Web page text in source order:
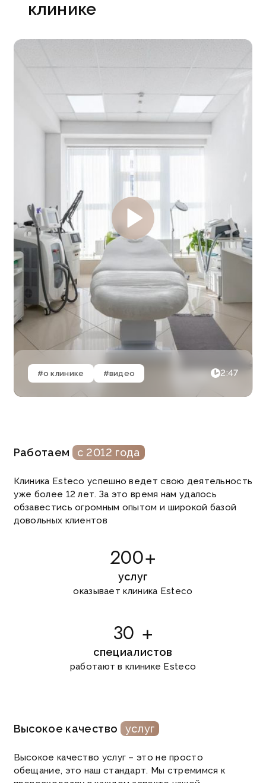
клинике
#о клинике #видео 2:47
Работаем с 2012 года
Клиника Esteco успешно ведет свою деятельность
уже более 12 лет. За это время нам удалось
обзавестись огромным опытом и широкой базой
довольных клиентов
200+
услуг
оказывает клиника Esteco
30 +
специалистов
работают в клинике Esteco
Высокое качество услуг
Высокое качество услуг – это не просто
обещание, это наш стандарт. Мы стремимся к